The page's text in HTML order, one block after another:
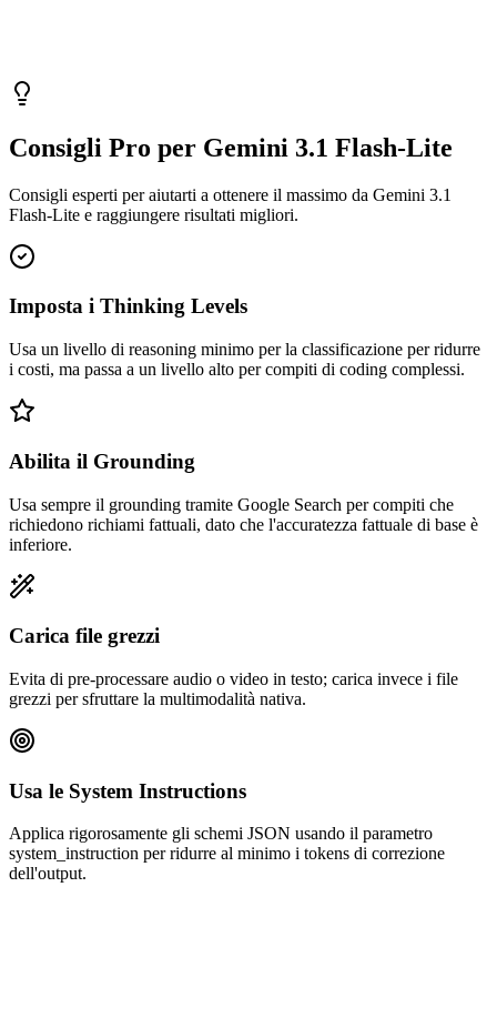
Consigli Pro per Gemini 3.1 Flash-Lite
Consigli esperti per aiutarti a ottenere il massimo da Gemini 3.1
Flash-Lite e raggiungere risultati migliori.
Imposta i Thinking Levels
Usa un livello di reasoning minimo per la classificazione per ridurre
i costi, ma passa a un livello alto per compiti di coding complessi.
Abilita il Grounding
Usa sempre il grounding tramite Google Search per compiti che
richiedono richiami fattuali, dato che l'accuratezza fattuale di base è
inferiore.
Carica file grezzi
Evita di pre-processare audio o video in testo; carica invece i file
grezzi per sfruttare la multimodalità nativa.
Usa le System Instructions
Applica rigorosamente gli schemi JSON usando il parametro
system_instruction per ridurre al minimo i tokens di correzione
dell'output.